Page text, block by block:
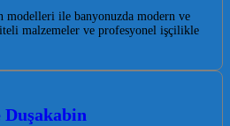
modelleri ile banyonuzda modern ve
malzemeler ve profesyonel işçilikle